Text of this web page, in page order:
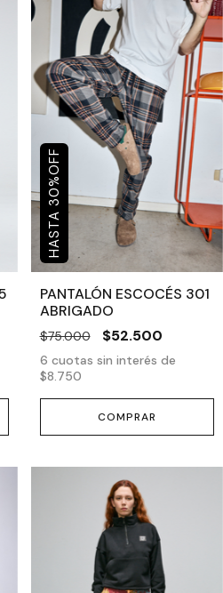
30
%
OFF
PANTALÓN ESCOCÉS 301
ABRIGADO
$75.000 $52.500
6 cuotas sin interés de
$8.750
COMPRAR